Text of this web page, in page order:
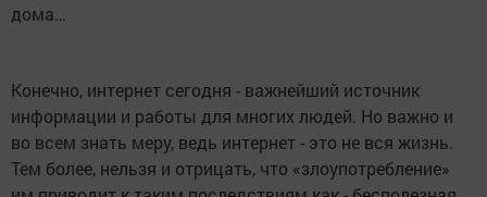
дома…
Конечно, интернет сегодня - важнейший источник
информации и работы для многих людей. Но важно и
во всем знать меру, ведь интернет - это не вся жизнь.
Тем более, нельзя и отрицать, что «злоупотребление»